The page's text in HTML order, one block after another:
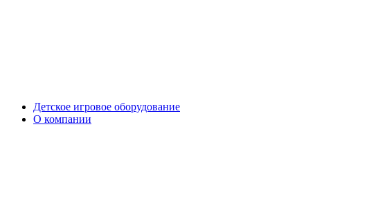
Детское игровое оборудование
О компании